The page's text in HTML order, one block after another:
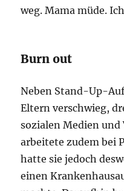
weg. Mama müde.
Burn out
Neben Stand-Up-
Eltern verschwieg,
sozialen Medien
arbeitete zudem bei
hatte sie jedoch
einen